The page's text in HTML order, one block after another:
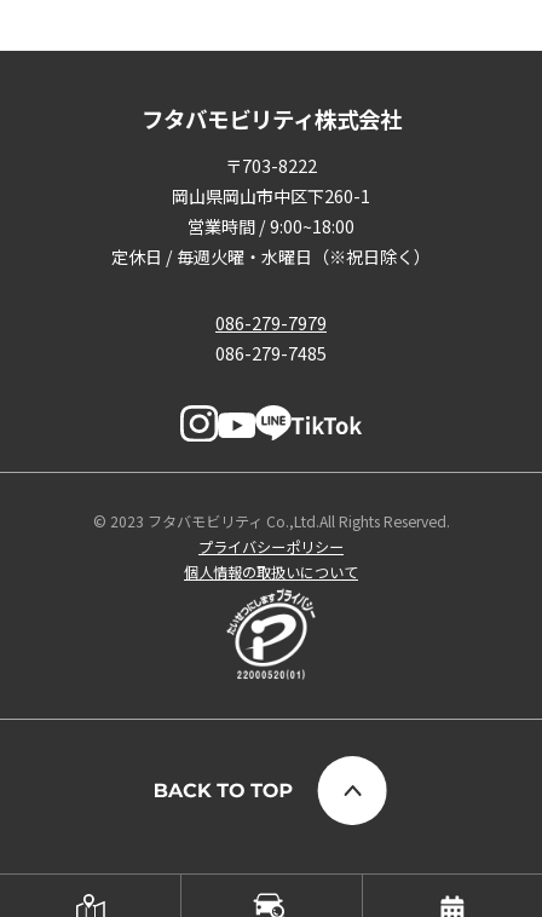
フタバモビリティ株式会社
〒703-8222
岡山県岡山市中区下260-1
営業時間 / 9:00~18:00
定休日 / 毎週火曜・水曜日（※祝日除く）
086-279-7979
086-279-7485
© 2023 フタバモビリティ Co.,Ltd.All Rights Reserved.
プライバシーポリシー
個人情報の取扱いについて